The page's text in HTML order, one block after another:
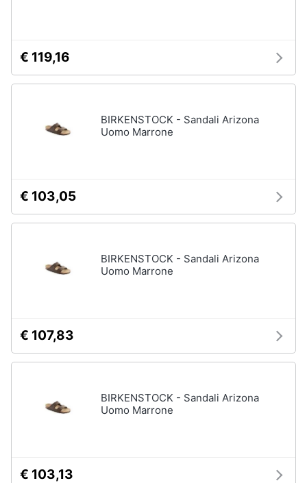
€ 119,16
BIRKENSTOCK - Sandali Arizona
Uomo Marrone
€ 103,05
BIRKENSTOCK - Sandali Arizona
Uomo Marrone
€ 107,83
BIRKENSTOCK - Sandali Arizona
Uomo Marrone
€ 103,13